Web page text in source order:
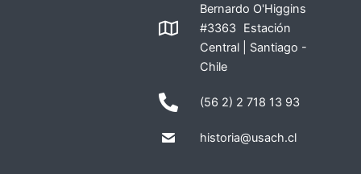
Bernardo O'Higgins
#3363 Estación
Central | Santiago -
Chile
(56 2) 2 718 13 93
historia@usach.cl